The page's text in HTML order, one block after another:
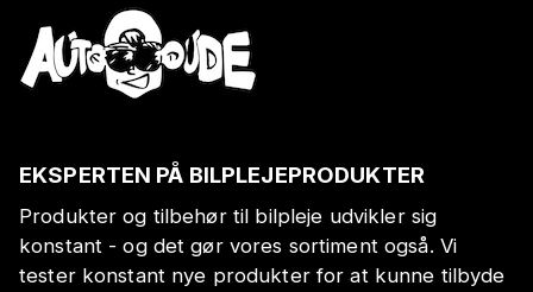
EKSPERTEN PÅ BILPLEJEPRODUKTER
Produkter og tilbehør til bilpleje udvikler sig
konstant - og det gør vores sortiment også. Vi
tester konstant nye produkter for at kunne tilbyde